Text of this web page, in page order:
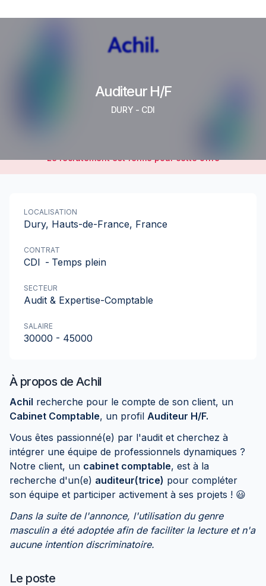
Auditeur H/F
DURY - CDI
Le recrutement est fermé pour cette offre
À propos de Achil
Achil recherche pour le compte de son client, un
Cabinet Comptable, un profil Auditeur H/F.
Vous êtes passionné(e) par l'audit et cherchez à
intégrer une équipe de professionnels dynamiques ?
Notre client, un cabinet comptable, est à la
recherche d'un(e) auditeur(trice) pour compléter
son équipe et participer activement à ses projets ! 😃
Dans la suite de l'annonce, l'utilisation du genre
masculin a été adoptée afin de faciliter la lecture et n'a
aucune intention discriminatoire.
Le poste
LOCALISATION
Dury, Hauts-de-France, France
CONTRAT
CDI - Temps plein
SECTEUR
Audit & Expertise-Comptable
SALAIRE
30000 - 45000